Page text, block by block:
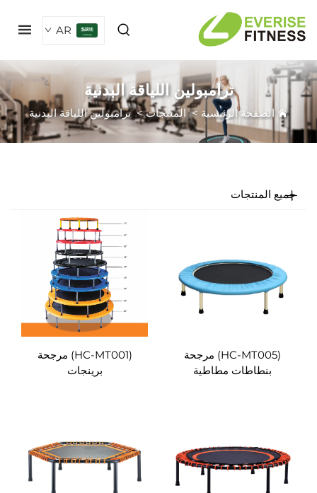
AR
ترامبولين اللياقة البدنية
الصفحة الرئيسية>المنتجات>ترامبولين اللياقة البدنية
المنتجات
(HC-MT005) مرجحة
بنطاطات مطاطية
(HC-MT001) مرجحة
برينجات